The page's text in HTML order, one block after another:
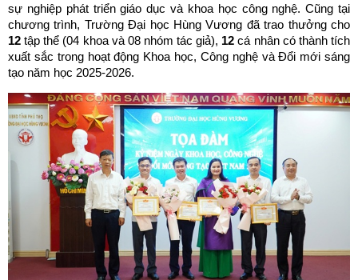
sự nghiệp phát triển giáo dục và khoa học công nghệ. Cũng tại
chương trình, Trường Đại học Hùng Vương đã trao thưởng cho
12 tập thể (04 khoa và 08 nhóm tác giả), 12 cá nhân có thành tích
xuất sắc trong hoạt động Khoa học, Công nghệ và Đổi mới sáng
tạo năm học 2025-2026.